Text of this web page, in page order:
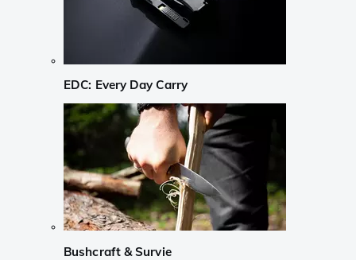
EDC: Every Day Carry
Bushcraft & Survie